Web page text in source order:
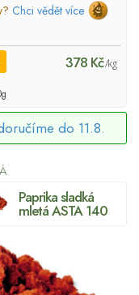
Chci vědět více
378 Kč/kg
do 11.8.
Paprika sladká
mletá ASTA 140